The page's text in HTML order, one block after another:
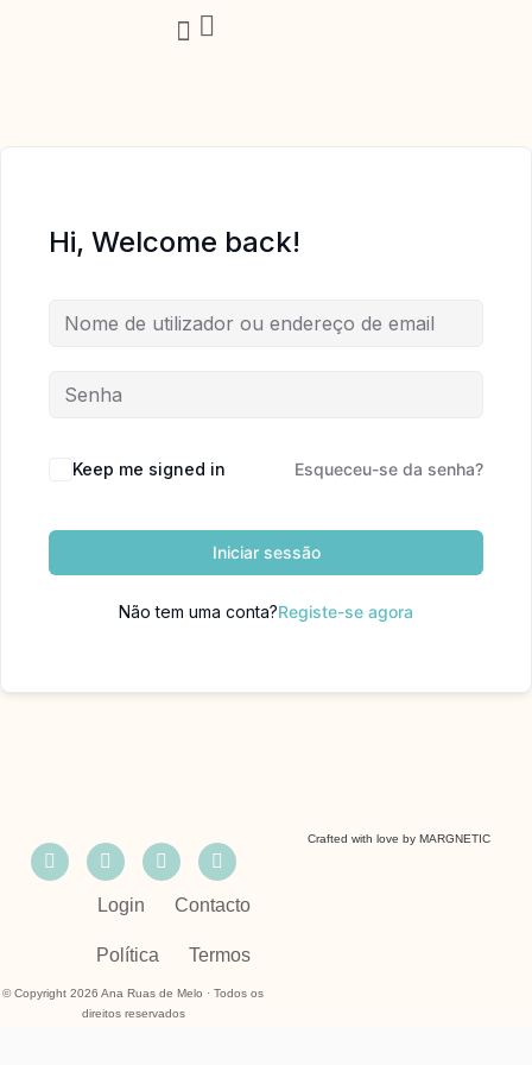
Hi, Welcome back!
Keep me signed in Esqueceu-se da senha?
Iniciar sessão
Não tem uma conta?Registe-se agora
Login Contacto
Política Termos
© Copyright 2026 Ana Ruas de Melo · Todos os
direitos reservados
Crafted with love by MARGNETIC